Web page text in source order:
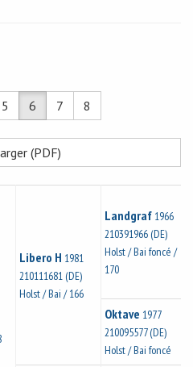
5 6 7 8
(PDF)
Libero H 1981
210111681 (DE)
Holst / Bai / 166
Landgraf 1966
210391966 (DE)
Holst / Bai foncé /
170
Oktave 1977
210095577 (DE)
Holst / Bai foncé